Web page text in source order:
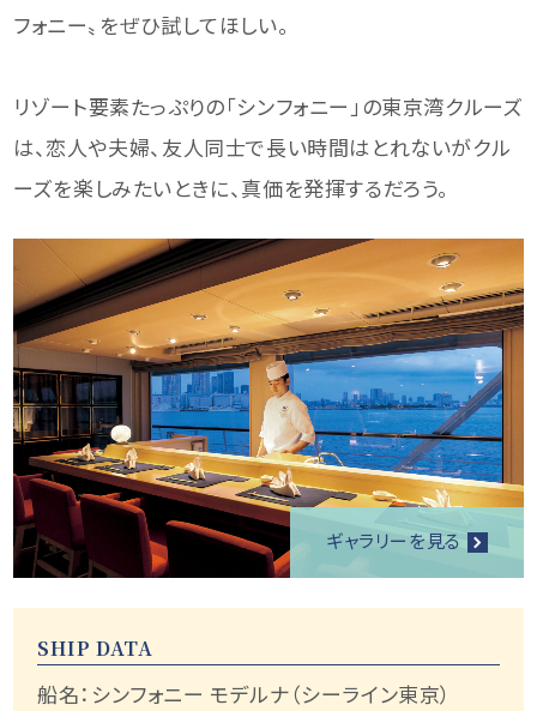
フォニー〟をぜひ試してほしい。
リゾート要素たっぷりの「シンフォニー」の東京湾クルーズ
は、恋人や夫婦、友人同士で長い時間はとれないがクル
ーズを楽しみたいときに、真価を発揮するだろう。
ギャラリーを見る
SHIP DATA
船名：シンフォニー モデルナ（シーライン東京）